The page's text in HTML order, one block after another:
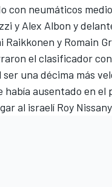
con neumáticos
y Alex Albon y
Raikkonen y Romain
el clasificador
ser una décima más
había ausentado en el
al israelí Roy